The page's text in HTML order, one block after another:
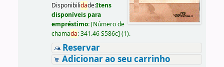
Disponibilidade:Itens
disponíveis para
empréstimo: [Número de
chamada:341.46 S586c] (1).
Reservar
Adicionar ao seu carrinho